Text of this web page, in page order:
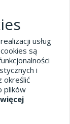
usług
są
i
określić
plików